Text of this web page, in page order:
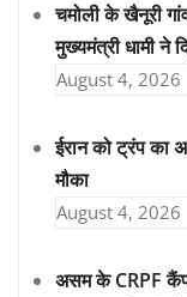
चमोली के खैनूरी
मुख्यमंत्री धामी ने
August 4, 2026
ईरान को ट्रंप का
मौका
August 4, 2026
असम के CRPF कैंप